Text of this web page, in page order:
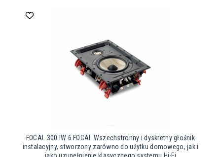
FOCAL 300 IW 6 FOCAL Wszechstronny i dyskretny głośnik
instalacyjny, stworzony zarówno do użytku domowego, jak i
jako uzupełnienie klasycznego systemu Hi-Fi